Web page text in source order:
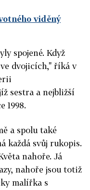
viděný
spojené. Když
dvojicích," říká v
sestra a nejbližší
1998.
a spolu také
každá svůj rukopis.
nahoře. Já
nahoře jsou totiž
malířka s